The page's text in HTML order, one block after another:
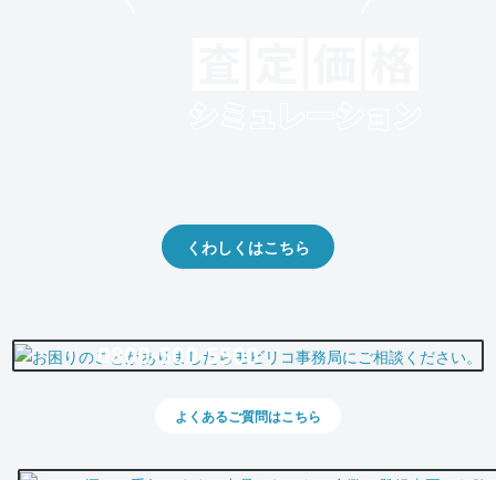
くわしくはこちら
0800-500-5500
よくあるご質問はこちら